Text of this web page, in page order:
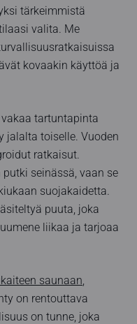
tärkeimmistä
valita. Me
kovaakin käyttöä ja
tartuntapinta
jalalta toiselle. Vuoden
ratkaisut.
seinässä, vaan se
suojakaidetta.
puuta, joka
liikaa ja tarjoaa
saunaan,
on rentouttava
on tunne, joka